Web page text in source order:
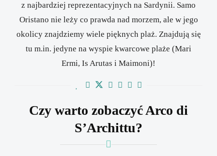
z najbardziej reprezentacyjnych na Sardynii. Samo
Oristano nie leży co prawda nad morzem, ale w jego
okolicy znajdziemy wiele pięknych plaż. Znajdują się
tu m.in. jedyne na wyspie kwarcowe plaże (Mari
Ermi, Is Arutas i Maimoni)!
Czy warto zobaczyć Arco di
S’Archittu?